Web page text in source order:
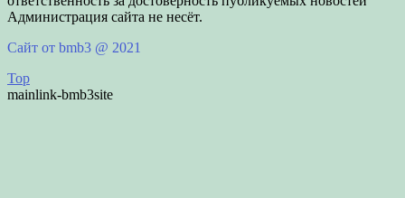
Администрация сайта не несёт.
Сайт от bmb3 @ 2021
Top
mainlink-bmb3site